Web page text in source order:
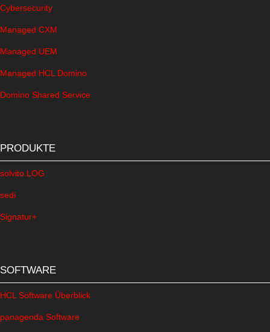
Cybersecurity
Managed CXM
Managed UEM
Managed HCL Domino
Domino Shared Service
PRODUKTE
solvito.LOG
sedi
Signatur+
SOFTWARE
HCL Software Überblick
panagenda Software